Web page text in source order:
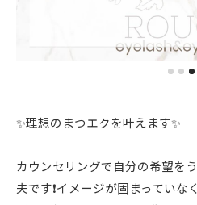
✨理想のまつエクを叶えます✨
カウンセリングで自分の希望を
夫です❗️イメージが固まってい